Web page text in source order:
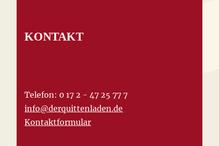
KONTAKT
Telefon: 0 17 2 - 47 25 77 7
info@derquittenladen.de
Kontaktformular